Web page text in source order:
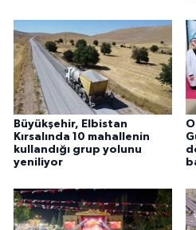
Büyükşehir, Elbistan
Kırsalında 10 mahallenin
kullandığı grup yolunu
yeniliyor